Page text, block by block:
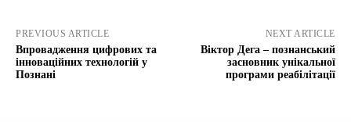
PREVIOUS ARTICLE
Впровадження цифрових та
інноваційних технологій у
Познані
NEXT ARTICLE
Віктор Дега – познанський
засновник унікальної
програми реабілітації